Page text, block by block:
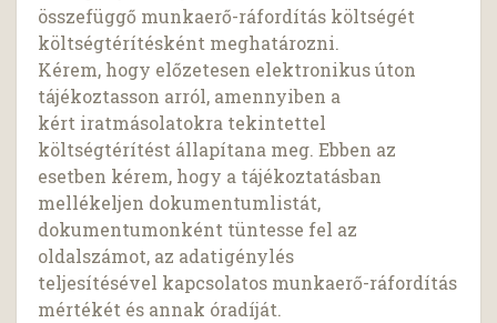
összefüggő munkaerő-ráfordítás költségét
költségtérítésként meghatározni.
Kérem, hogy előzetesen elektronikus úton
tájékoztasson arról, amennyiben a
kért iratmásolatokra tekintettel
költségtérítést állapítana meg. Ebben az
esetben kérem, hogy a tájékoztatásban
mellékeljen dokumentumlistát,
dokumentumonként tüntesse fel az
oldalszámot, az adatigénylés
teljesítésével kapcsolatos munkaerő-ráfordítás
mértékét és annak óradíját.